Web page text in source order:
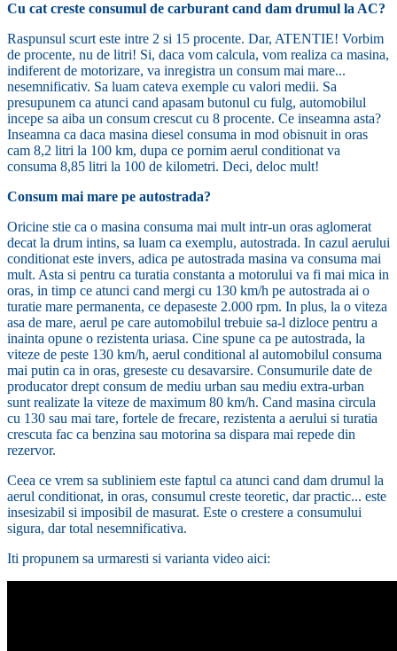
Cu cat creste consumul de carburant cand dam drumul la AC?
Raspunsul scurt este intre 2 si 15 procente. Dar, ATENTIE! Vorbim
de procente, nu de litri! Si, daca vom calcula, vom realiza ca masina,
indiferent de motorizare, va inregistra un consum mai mare...
nesemnificativ. Sa luam cateva exemple cu valori medii. Sa
presupunem ca atunci cand apasam butonul cu fulg, automobilul
incepe sa aiba un consum crescut cu 8 procente. Ce inseamna asta?
Inseamna ca daca masina diesel consuma in mod obisnuit in oras
cam 8,2 litri la 100 km, dupa ce pornim aerul conditionat va
consuma 8,85 litri la 100 de kilometri. Deci, deloc mult!
Consum mai mare pe autostrada?
Oricine stie ca o masina consuma mai mult intr-un oras aglomerat
decat la drum intins, sa luam ca exemplu, autostrada. In cazul aerului
conditionat este invers, adica pe autostrada masina va consuma mai
mult. Asta si pentru ca turatia constanta a motorului va fi mai mica in
oras, in timp ce atunci cand mergi cu 130 km/h pe autostrada ai o
turatie mare permanenta, ce depaseste 2.000 rpm. In plus, la o viteza
asa de mare, aerul pe care automobilul trebuie sa-l dizloce pentru a
inainta opune o rezistenta uriasa. Cine spune ca pe autostrada, la
viteze de peste 130 km/h, aerul conditional al automobilul consuma
mai putin ca in oras, greseste cu desavarsire. Consumurile date de
producator drept consum de mediu urban sau mediu extra-urban
sunt realizate la viteze de maximum 80 km/h. Cand masina circula
cu 130 sau mai tare, fortele de frecare, rezistenta a aerului si turatia
crescuta fac ca benzina sau motorina sa dispara mai repede din
rezervor.
Ceea ce vrem sa subliniem este faptul ca atunci cand dam drumul la
aerul conditionat, in oras, consumul creste teoretic, dar practic... este
insesizabil si imposibil de masurat. Este o crestere a consumului
sigura, dar total nesemnificativa.
Iti propunem sa urmaresti si varianta video aici: